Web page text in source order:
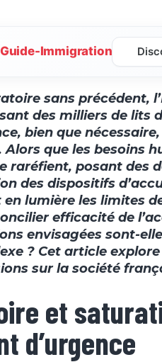
Guide-Immigration
sans précédent,
des milliers de lits
bien que
que les besoins
raréfient, posant des
des dispositifs
lumière les limites
efficacité de
envisagées sont-
? Cet article
sur la société
et
d’urgence